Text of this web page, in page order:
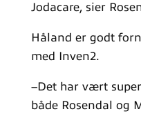
Jodacare, sier
Håland er godt
med Inven2.
–Det har vært
både Rosendal og